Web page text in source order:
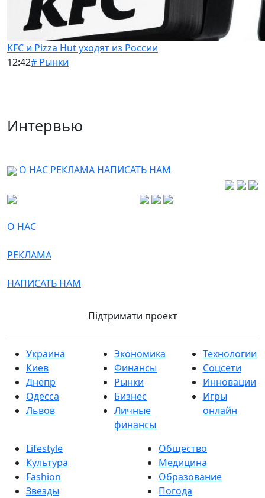
KFC и Pizza Hut уходят из России
12:42# Рынки
Интервью
О НАС РЕКЛАМА НАПИСАТЬ НАМ
О НАС
РЕКЛАМА
НАПИСАТЬ НАМ
Підтримати проект
Украина
Киев
Днепр
Одесса
Львов
Экономика
Финансы
Рынки
Бизнес
Личные
финансы
Технологии
Соцсети
Инновации
Игры
онлайн
Lifestyle
Культура
Fashion
Звезды
Общество
Медицина
Образование
Погода